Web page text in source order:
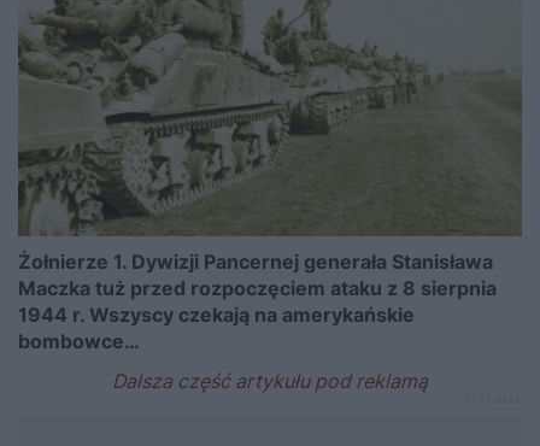
Żołnierze 1. Dywizji Pancernej generała Stanisława
Maczka tuż przed rozpoczęciem ataku z 8 sierpnia
1944 r. Wszyscy czekają na amerykańskie
bombowce…